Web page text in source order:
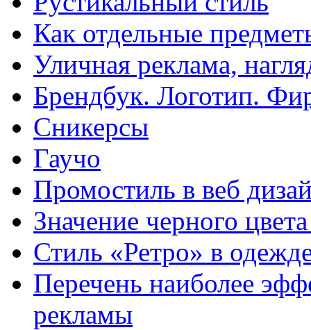
Как отдельные
Уличная реклама,
Брендбук. Логотип.
Сникерсы
Гаучо
Промостиль в веб
Значение черного
Стиль «Ретро» в
Перечень наиболее
рекламы